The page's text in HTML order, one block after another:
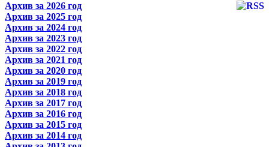
Архив за 2026 год
Архив за 2025 год
Архив за 2024 год
Архив за 2023 год
Архив за 2022 год
Архив за 2021 год
Архив за 2020 год
Архив за 2019 год
Архив за 2018 год
Архив за 2017 год
Архив за 2016 год
Архив за 2015 год
Архив за 2014 год